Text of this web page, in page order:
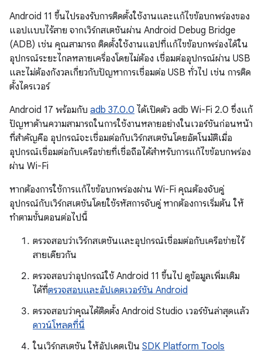
Android 11 ขึ้นไปรองรับการติดตั้งใช้งานและแก้ไขข้อบกพร่องของ
แอปแบบไร้สาย จากเวิร์กสเตชันผ่าน Android Debug Bridge
(ADB) เช่น คุณสามารถ ติดตั้งใช้งานแอปที่แก้ไขข้อบกพร่องได้ใน
อุปกรณ์ระยะไกลหลายเครื่องโดยไม่ต้อง เชื่อมต่ออุปกรณ์ผ่าน USB
และไม่ต้องกังวลเกี่ยวกับปัญหาการเชื่อมต่อ USB ทั่วไป เช่น การติด
ตั้งไดรเวอร์
Android 17 พร้อมกับ adb 37.0.0 ได้เปิดตัว adb Wi-Fi 2.0 ซึ่งแก้
ปัญหาด้านความสามารถในการใช้งานหลายอย่างในเวอร์ชันก่อนหน้า
ที่สำคัญคือ อุปกรณ์จะเชื่อมต่อกับเวิร์กสเตชันโดยอัตโนมัติเมื่อ
อุปกรณ์เชื่อมต่อกับเครือข่ายที่เชื่อถือได้สำหรับการแก้ไขข้อบกพร่อง
ผ่าน Wi-Fi
หากต้องการใช้การแก้ไขข้อบกพร่องผ่าน Wi-Fi คุณต้องจับคู่
อุปกรณ์กับเวิร์กสเตชันโดยใช้รหัสการจับคู่ หากต้องการเริ่มต้น ให้
ทำตามขั้นตอนต่อไปนี้
ตรวจสอบว่าเวิร์กสเตชันและอุปกรณ์เชื่อมต่อกับเครือข่ายไร้
สายเดียวกัน
ตรวจสอบว่าอุปกรณ์ใช้ Android 11 ขึ้นไป ดูข้อมูลเพิ่มเติม
ได้ที่ตรวจสอบและอัปเดตเวอร์ชัน Android
ตรวจสอบว่าคุณได้ติดตั้ง Android Studio เวอร์ชันล่าสุดแล้ว
ดาวน์โหลดที่นี่
ในเวิร์กสเตชัน ให้อัปเดตเป็น SDK Platform Tools